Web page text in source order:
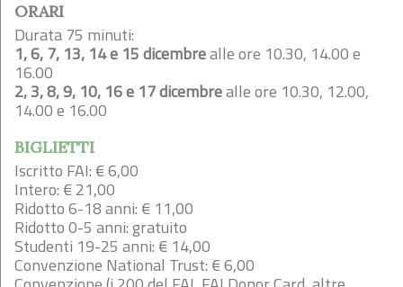
ORARI
Durata 75 minuti:
1, 6, 7, 13, 14 e 15 dicembrealle ore 10.30, 14.00 e
16.00
2, 3, 8, 9, 10, 16 e 17 dicembrealle ore 10.30, 12.00,
14.00 e 16.00
BIGLIETTI
Iscritto FAI: € 6,00
Intero: € 21,00
Ridotto 6-18 anni: € 11,00
Ridotto 0-5 anni: gratuito
Studenti 19-25 anni: € 14,00
Convenzione National Trust: € 6,00